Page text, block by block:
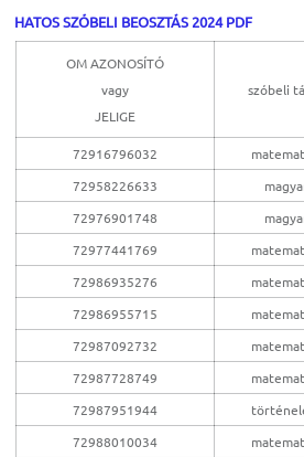
HATOS SZÓBELI BEOSZTÁS 2024 PDF
OM AZONOSÍTÓ
vagy
JELIGE
szóbeli
72916796032
72958226633
72976901748
72977441769
72986935276
72986955715
72987092732
72987728749
72987951944
72988010034